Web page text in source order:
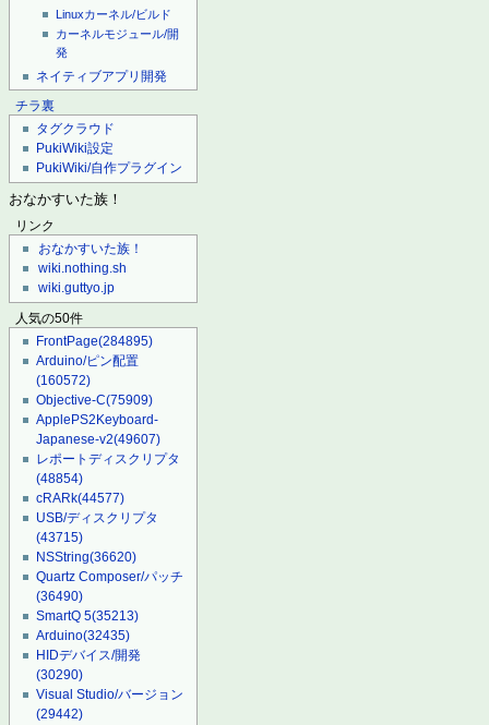
Linuxカーネル/ビルド
カーネルモジュール/開
発
ネイティブアプリ開発
チラ裏
タグクラウド
PukiWiki設定
PukiWiki/自作プラグイン
おなかすいた族！
リンク
おなかすいた族！
wiki.nothing.sh
wiki.guttyo.jp
人気の50件
FrontPage(284895)
Arduino/ピン配置
(160572)
Objective-C(75909)
ApplePS2Keyboard-
Japanese-v2(49607)
レポートディスクリプタ
(48854)
cRARk(44577)
USB/ディスクリプタ
(43715)
NSString(36620)
Quartz Composer/パッチ
(36490)
SmartQ 5(35213)
Arduino(32435)
HIDデバイス/開発
(30290)
Visual Studio/バージョン
(29442)